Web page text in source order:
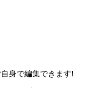
自身で編集できます!